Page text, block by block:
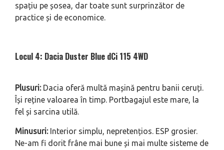
spațiu pe șosea, dar toate sunt surprinzător de
practice și de economice.
Locul 4: Dacia Duster Blue dCi 115 4WD
Plusuri: Dacia oferă multă mașină pentru banii ceruți.
Își reține valoarea în timp. Portbagajul este mare, la
fel și sarcina utilă.
Minusuri: Interior simplu, nepretențios. ESP grosier.
Ne-am fi dorit frâne mai bune și mai multe sisteme de